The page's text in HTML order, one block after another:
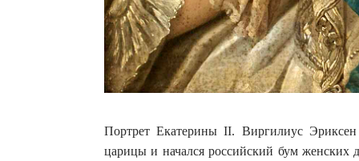
Портрет Екатерины II. Виргилиус
царицы и начался российский бум